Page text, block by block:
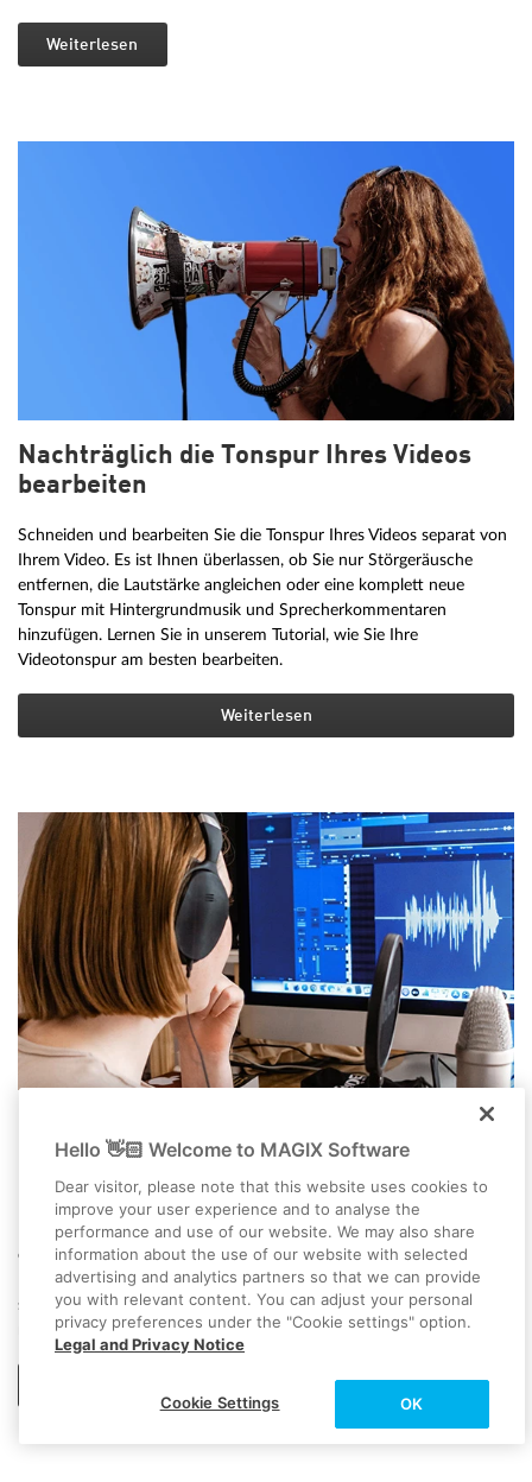
Weiterlesen
Nachträglich die Tonspur Ihres Videos
bearbeiten
Schneiden und bearbeiten Sie die Tonspur Ihres Videos separat von
Ihrem Video. Es ist Ihnen überlassen, ob Sie nur Störgeräusche
entfernen, die Lautstärke angleichen oder eine komplett neue
Tonspur mit Hintergrundmusik und Sprecherkommentaren
hinzufügen. Lernen Sie in unserem Tutorial, wie Sie Ihre
Videotonspur am besten bearbeiten.
Weiterlesen
Normalisieren Sie ganz einfach das Audio
Ihres Videos
Kennen Sie das: Ihr Video ist zu leise, und wenn Sie die
Lautstärkeerhöhen, ergibt sich ein Knistern und Knacksen? Das ist
ein Anzeichen dafür, dass Ihr Videoaudio übersteuert ist. In solchen
Fällen sollten Sie die Tonspur des Videos nicht lauter stellen,
sondern die Audiospur, mit oder ohne Hilfe von Kompressoren,
normalisieren.
Hello 👋🏻 Welcome to MAGIX Software
Dear visitor, please note that this website uses cookies to
improve your user experience and to analyse the
performance and use of our website. We may also share
information about the use of our website with selected
advertising and analytics partners so that we can provide
you with relevant content. You can adjust your personal
privacy preferences under the "Cookie settings" option.
Legal and Privacy Notice
OK
Cookie Settings